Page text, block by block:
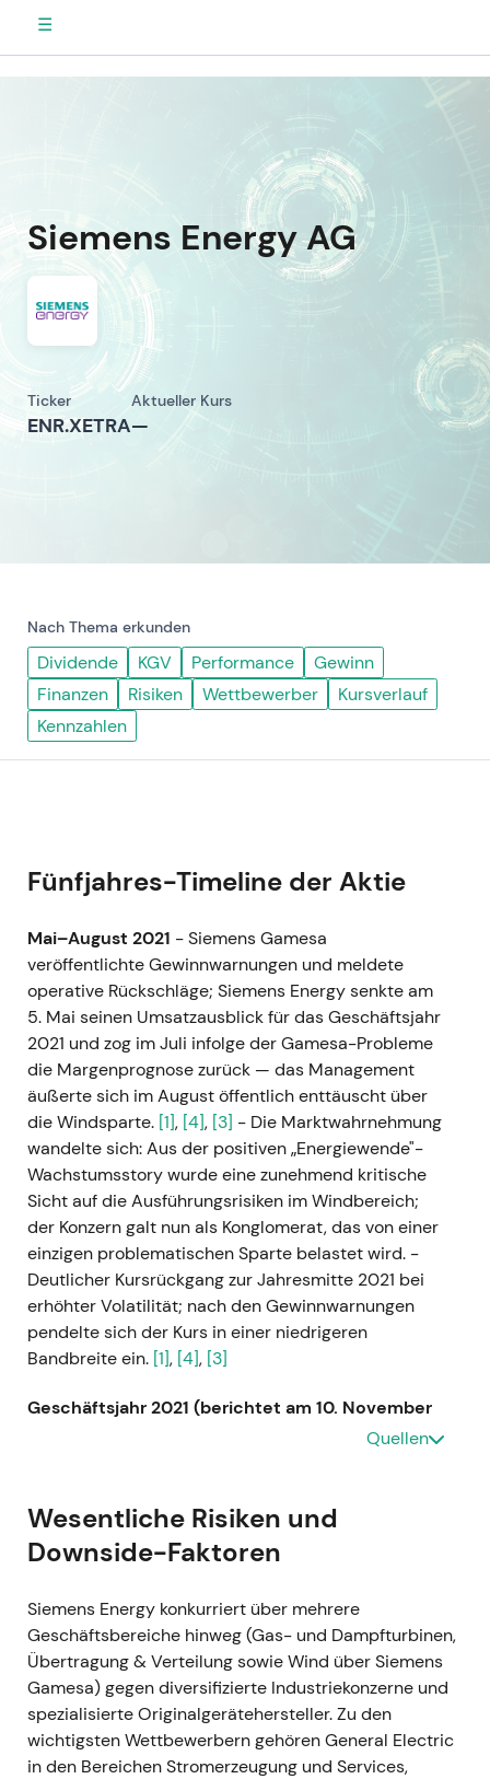
☰
Siemens Energy AG
Ticker
ENR.XETRA
Aktueller Kurs
—
Nach Thema erkunden
Dividende KGV Performance
Gewinn
Finanzen
Risiken Wettbewerber
Kursverlauf
Kennzahlen
Fünfjahres-Timeline der Aktie
Mai–August 2021 - Siemens Gamesa
veröffentlichte Gewinnwarnungen und meldete
operative Rückschläge; Siemens Energy senkte am
5. Mai seinen Umsatzausblick für das Geschäftsjahr
2021 und zog im Juli infolge der Gamesa-Probleme
die Margenprognose zurück — das Management
äußerte sich im August öffentlich enttäuscht über
die Windsparte. [1], [4], [3] - Die Marktwahrnehmung
wandelte sich: Aus der positiven „Energiewende"-
Wachstumsstory wurde eine zunehmend kritische
Sicht auf die Ausführungsrisiken im Windbereich;
der Konzern galt nun als Konglomerat, das von einer
einzigen problematischen Sparte belastet wird. -
Deutlicher Kursrückgang zur Jahresmitte 2021 bei
erhöhter Volatilität; nach den Gewinnwarnungen
pendelte sich der Kurs in einer niedrigeren
Bandbreite ein. [1], [4], [3]
Geschäftsjahr 2021 (berichtet am 10. November
durch Sondereffekte und Gamesa-Verluste; das
bereinigte EBITA verbesserte sich gegenüber dem
Vorjahr. [10]- Anleger erkannten die operative
blieben jedoch vorsichtig — Gamesa-Verluste und
Integrationskosten belasteten das Konzernergebnis
weiterhin spürbar. - Stabilisierung und
Seitwärtsbewegung: Die Erleichterung über das
Ende des vorherigen Abverkaufs traf auf anhaltende
Zurückhaltung der Investoren.[10]
Quellen
Wesentliche Risiken und
Downside-Faktoren
Siemens Energy konkurriert über mehrere
Geschäftsbereiche hinweg (Gas- und Dampfturbinen,
Übertragung & Verteilung sowie Wind über Siemens
Gamesa) gegen diversifizierte Industriekonzerne und
spezialisierte Originalgerätehersteller. Zu den
wichtigsten Wettbewerbern gehören General Electric
in den Bereichen Stromerzeugung und Services,